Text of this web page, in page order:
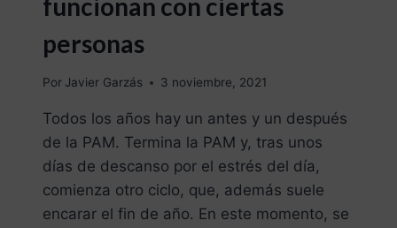
personas
Por Javier Garzás 3 noviembre, 2021
Todos los años hay un antes y un después
de la PAM. Termina la PAM y, tras unos
días de descanso por el estrés del día,
comienza otro ciclo, que, además suele
encarar el fin de año. En este momento, se